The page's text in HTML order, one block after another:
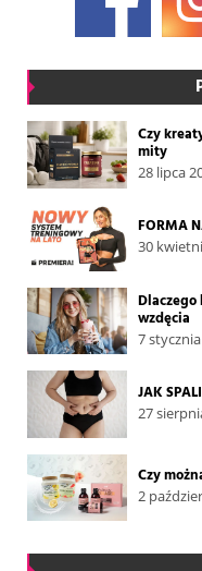
Czy
mity
28 lipca
FORMA
30
wzdęcia
7
JAK
27
Czy
2